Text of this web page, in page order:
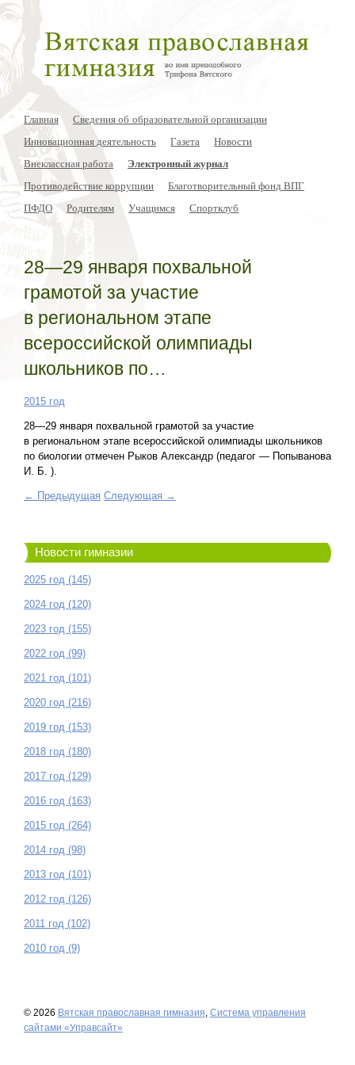
Главная
Сведения об образовательной организации
Инновационная деятельность
Газета
Новости
Внеклассная работа
Электронный журнал
Противодействие коррупции
Благотворительный фонд ВПГ
ПФДО
Родителям Учащимся Спортклуб
28—29 января похвальной
грамотой за участие
в региональном этапе
всероссийской олимпиады
школьников по…
2015 год
28—29 января похвальной грамотой за участие
в региональном этапе всероссийской олимпиады школьников
по биологии отмечен Рыков Александр (педагог — Попыванова
И. Б. ).
← Предыдущая Следующая →
Новости гимназии
2025 год (145)
2024 год (120)
2023 год (155)
2022 год (99)
2021 год (101)
2020 год (216)
2019 год (153)
2018 год (180)
2017 год (129)
2016 год (163)
2015 год (264)
2014 год (98)
2013 год (101)
2012 год (126)
2011 год (102)
2010 год (9)
© 2026 Вятская православная гимназия Система управления
сайтами «Управсайт»